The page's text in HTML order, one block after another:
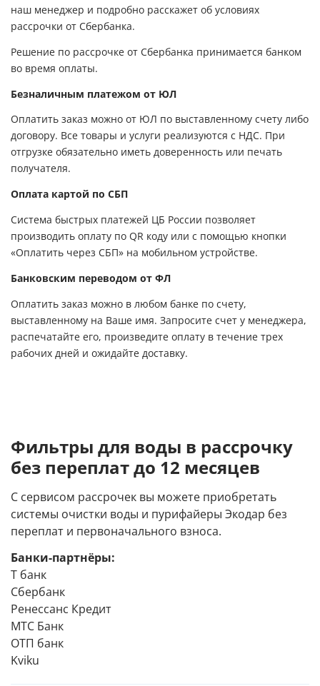
наш менеджер и подробно расскажет об условиях
рассрочки от Сбербанка.
Решение по рассрочке от Сбербанка принимается банком
во время оплаты.
Безналичным платежом от ЮЛ
Оплатить заказ можно от ЮЛ по выставленному счету либо
договору. Все товары и услуги реализуются с НДС. При
отгрузке обязательно иметь доверенность или печать
получателя.
Оплата картой по СБП
Система быстрых платежей ЦБ России позволяет
производить оплату по QR коду или с помощью кнопки
«Оплатить через СБП» на мобильном устройстве.
Банковским переводом от ФЛ
Оплатить заказ можно в любом банке по счету,
выставленному на Ваше имя. Запросите счет у менеджера,
распечатайте его, произведите оплату в течение трех
рабочих дней и ожидайте доставку.
Фильтры для воды в рассрочку
без переплат до 12 месяцев
С сервисом рассрочек вы можете приобретать
системы очистки воды и пурифайеры Экодар без
переплат и первоначального взноса.
Банки-партнёры:
Т банк
Сбербанк
Ренессанс Кредит
МТС Банк
ОТП банк
Kviku